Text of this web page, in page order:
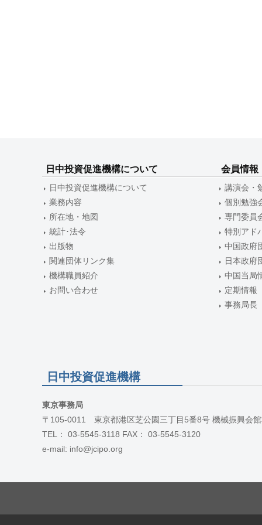
日中投資促進機構について
日中投資促進機構について
業務内容
所在地・地図
統計･法令
出版物
関連団体リンク集
機構職員紹介
お問い合わせ
会員情報
講演会・
個別勉強
専門委員
特別アド
中国政府
日本政府
中国当局
定期情報
事務局長
日中投資促進機構
東京事務局
〒105-0011 東京都港区芝公園三丁目5番8号 機械振興会
TEL： 03-5545-3118 FAX： 03-5545-3120
e-mail: info@jcipo.org